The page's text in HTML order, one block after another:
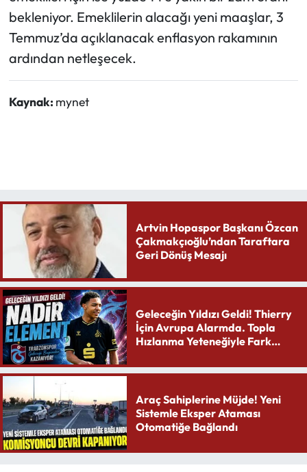
bekleniyor. Emeklilerin alacağı yeni maaşlar, 3
Temmuz’da açıklanacak enflasyon rakamının
ardından netleşecek.
Kaynak: mynet
Artvin Hopaspor Başkanı Özcan
Çakmakçıoğlu’ndan Taraftara
Geri Dönüş Mesajı
Geleceğin Yıldızı Geldi! Thierry
İçin Avrupa Alarmda. Topla
Hızlanma Yeteneğiyle Fark
Araç Sahiplerine Müjde! Yeni
Sistemle Eksper Ataması
Otomatiğe Bağlandı